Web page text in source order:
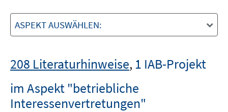
ASPEKT AUSWÄHLEN:
208 Literaturhinweise, 1 IAB-Projekt
im Aspekt "betriebliche
Interessenvertretungen"